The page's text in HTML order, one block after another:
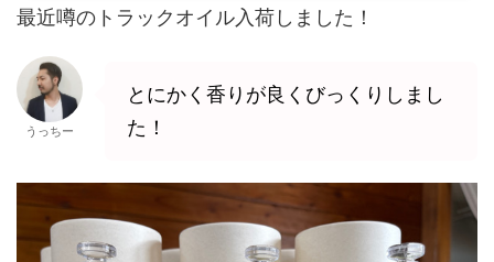
下の電卓みたいなマークをタップで文字が打てる様になるので、モードクラウドの
電話番号【 0989870697 】をハイフン無しで入力して下...
最近噂のトラックオイル入荷しました！
うっちー
とにかく香りが良くびっくりしまし
た！